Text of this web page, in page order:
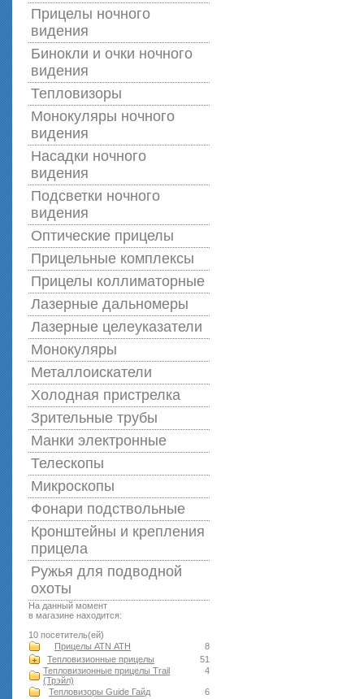
Прицелы ночного
видения
Бинокли и очки ночного
видения
Тепловизоры
Монокуляры ночного
видения
Насадки ночного
видения
Подсветки ночного
видения
Оптические прицелы
Прицельные комплексы
Прицелы коллиматорные
Лазерные дальномеры
Лазерные целеуказатели
Монокуляры
Металлоискатели
Холодная пристрелка
Зрительные трубы
Манки электронные
Телескопы
Микроскопы
Фонари подствольные
Кронштейны и крепления
прицела
Ружья для подводной
оxоты
На данный момент
в магазине находится:
10 посетитель(ей)
8
Прицелы ATN АТН
51
Тепловизионные прицелы
4
Тепловизионные прицелы Trail
(Трэйл)
6
Тепловизоры Guide Гайд